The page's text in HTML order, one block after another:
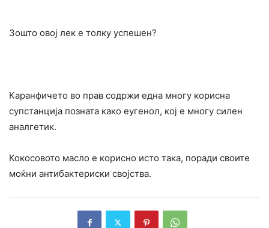
Зошто овој лек е толку успешен?
Каранфичето во прав содржи една многу корисна
супстанција позната како еугенол, кој е многу силен
аналгетик.
Кокосовото масло е корисно исто така, поради своите
моќни антибактериски својства.